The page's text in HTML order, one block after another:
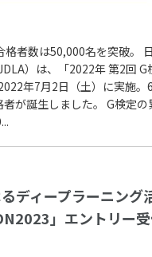
格者数は50,000名を突破。
）は、「2022年 第2回
年7月2日（土）に実施。
が誕生しました。 G検定
ディープラーニング
」エントリー